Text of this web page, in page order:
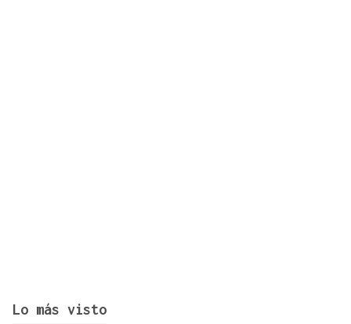
Lo más visto